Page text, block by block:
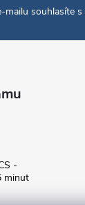
mailu souhlasíte s
-
minut